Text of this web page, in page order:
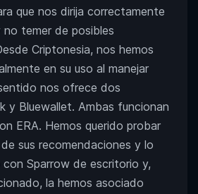
que nos dirija correctamente
no temer de posibles
Criptonesia, nos hemos
en su uso al manejar
nos ofrece dos
y Bluewallet. Ambas funcionan
ERA. Hemos querido probar
sus recomendaciones y lo
Sparrow de escritorio y,
la hemos asociado